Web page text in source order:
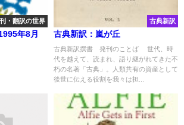
・翻訳の世界
年8月
古典新訳
古典新訳：嵐が丘
古典新訳撰書 発刊のことば 世代、時
代を越えて、読まれ、語り継がれてきた不
朽の名著「古典」。人類共有の資産として
後世に伝える役割を我々は担...